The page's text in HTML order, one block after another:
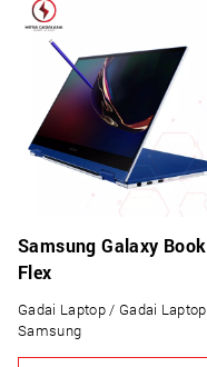
Samsung Galaxy Book
Flex
Gadai Laptop / Gadai Laptop
Samsung